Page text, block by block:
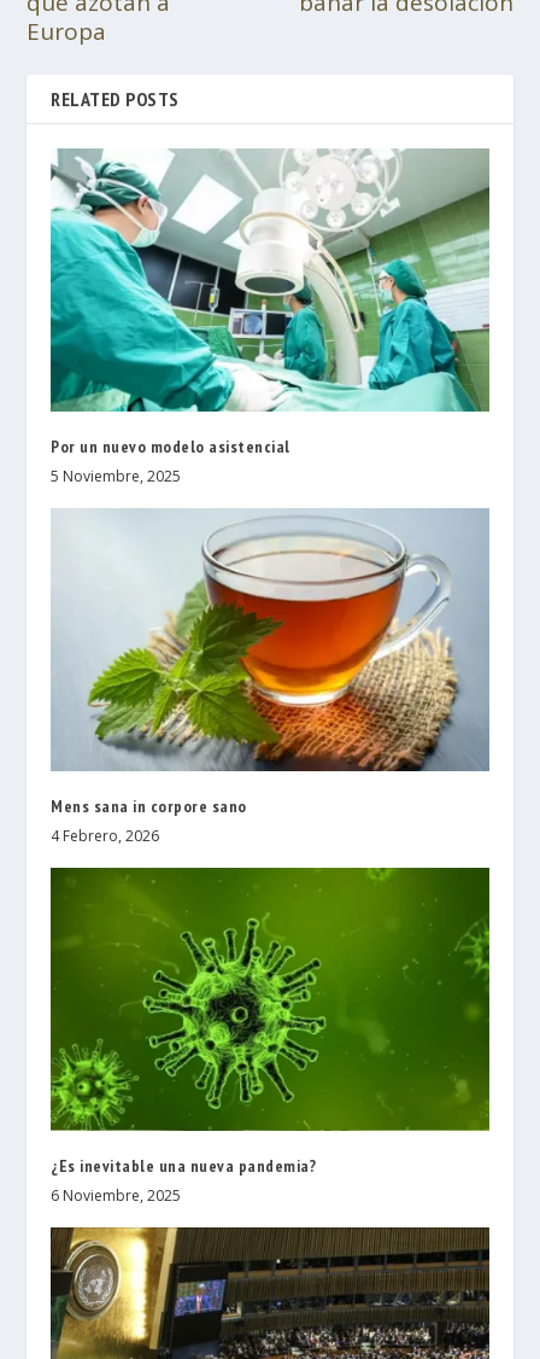
Europa
RELATED POSTS
Por un nuevo modelo asistencial
5 Noviembre, 2025
Mens sana in corpore sano
4 Febrero, 2026
¿Es inevitable una nueva pandemia?
6 Noviembre, 2025